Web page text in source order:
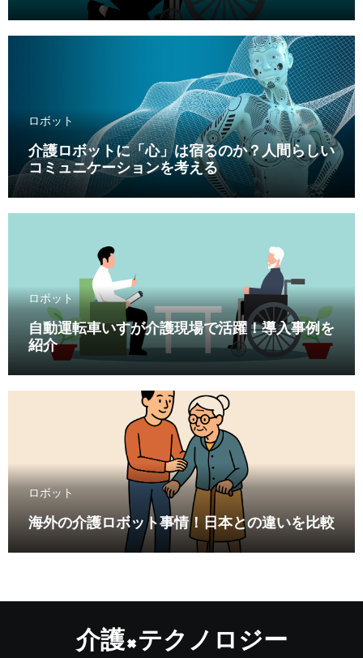
ロボット
介護ロボットに「心」は宿るのか？人間らしい
コミュニケーションを考える
ロボット
自動運転車いすが介護現場で活躍！導入事例を
紹介
ロボット
海外の介護ロボット事情！日本との違いを比較
介護×テクノロジー